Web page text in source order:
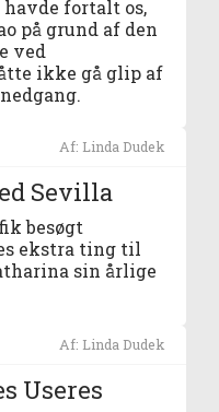
fortalt os,
på grund af den
ved
ikke gå glip af
Af: Linda Dudek
Sevilla
besøgt
ekstra ting til
sin årlige
Af: Linda Dudek
Useres